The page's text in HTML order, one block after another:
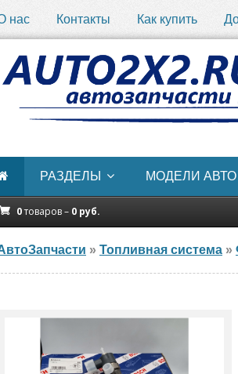
нас Контакты Как купить
РАЗДЕЛЫ МОДЕЛИ АВТО
0товаров – 0 руб.
» Топливная система »